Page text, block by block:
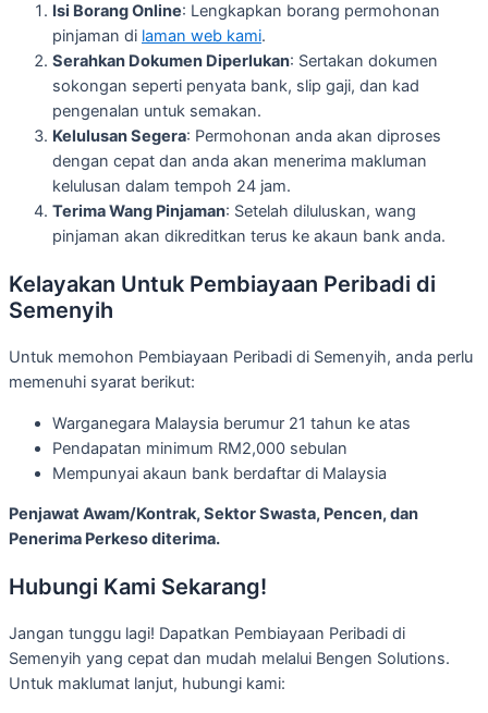
Isi Borang Online: Lengkapkan borang permohonan
pinjaman di laman web kami.
Serahkan Dokumen Diperlukan: Sertakan dokumen
sokongan seperti penyata bank, slip gaji, dan kad
pengenalan untuk semakan.
Kelulusan Segera: Permohonan anda akan diproses
dengan cepat dan anda akan menerima makluman
kelulusan dalam tempoh 24 jam.
Terima Wang Pinjaman: Setelah diluluskan, wang
pinjaman akan dikreditkan terus ke akaun bank anda.
Kelayakan Untuk Pembiayaan Peribadi di
Semenyih
Untuk memohon Pembiayaan Peribadi di Semenyih, anda perlu
memenuhi syarat berikut:
Warganegara Malaysia berumur 21 tahun ke atas
Pendapatan minimum RM2,000 sebulan
Mempunyai akaun bank berdaftar di Malaysia
Penjawat Awam/Kontrak, Sektor Swasta, Pencen, dan
Penerima Perkeso diterima.
Hubungi Kami Sekarang!
Jangan tunggu lagi! Dapatkan Pembiayaan Peribadi di
Semenyih yang cepat dan mudah melalui Bengen Solutions.
Untuk maklumat lanjut, hubungi kami: